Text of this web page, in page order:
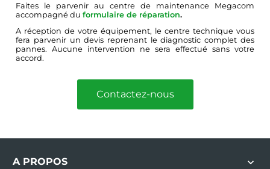
Faites le parvenir au centre de maintenance Megacom
accompagné duformulaire de réparation.
A réception de votre équipement, le centre technique vous
fera parvenir un devis reprenant le diagnostic complet des
pannes. Aucune intervention ne sera effectué sans votre
accord.
Contactez-nous
A PROPOS 